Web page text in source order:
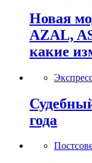
Новая
AZAL,
какие
года